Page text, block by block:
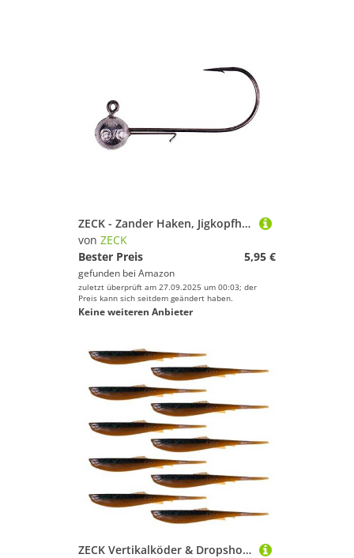
ZECK - Zander Haken, Jigkopfhaken, Bleikopf Angelhaken, Zanderhaken, Jigköpfe - #6/0-24 g | 2 St.
von ZECK
Bester Preis
5,95 €
gefunden bei Amazon
zuletzt überprüft am 27.09.2025 um 00:03; der
Preis kann sich seitdem geändert haben.
Keine weiteren Anbieter
ZECK Vertikalköder & Dropshot Angelköder - Wilson 6,4cm | Blue Flake Cookie